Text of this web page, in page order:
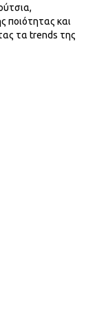
ποιότητας και
τα trends της